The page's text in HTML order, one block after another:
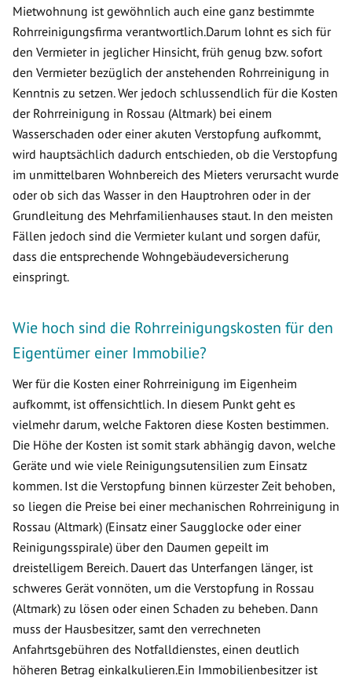
Mietwohnung ist gewöhnlich auch eine ganz bestimmte
Rohrreinigungsfirma verantwortlich.Darum lohnt es sich für
den Vermieter in jeglicher Hinsicht, früh genug bzw. sofort
den Vermieter bezüglich der anstehenden Rohrreinigung in
Kenntnis zu setzen. Wer jedoch schlussendlich für die Kosten
der Rohrreinigung in Rossau (Altmark) bei einem
Wasserschaden oder einer akuten Verstopfung aufkommt,
wird hauptsächlich dadurch entschieden, ob die Verstopfung
im unmittelbaren Wohnbereich des Mieters verursacht wurde
oder ob sich das Wasser in den Hauptrohren oder in der
Grundleitung des Mehrfamilienhauses staut. In den meisten
Fällen jedoch sind die Vermieter kulant und sorgen dafür,
dass die entsprechende Wohngebäudeversicherung
einspringt.
Wie hoch sind die Rohrreinigungskosten für den
Eigentümer einer Immobilie?
Wer für die Kosten einer Rohrreinigung im Eigenheim
aufkommt, ist offensichtlich. In diesem Punkt geht es
vielmehr darum, welche Faktoren diese Kosten bestimmen.
Die Höhe der Kosten ist somit stark abhängig davon, welche
Geräte und wie viele Reinigungsutensilien zum Einsatz
kommen. Ist die Verstopfung binnen kürzester Zeit behoben,
so liegen die Preise bei einer mechanischen Rohrreinigung in
Rossau (Altmark) (Einsatz einer Saugglocke oder einer
Reinigungsspirale) über den Daumen gepeilt im
dreistelligem Bereich. Dauert das Unterfangen länger, ist
schweres Gerät vonnöten, um die Verstopfung in Rossau
(Altmark) zu lösen oder einen Schaden zu beheben. Dann
muss der Hausbesitzer, samt den verrechneten
Anfahrtsgebühren des Notfalldienstes, einen deutlich
höheren Betrag einkalkulieren.Ein Immobilienbesitzer ist